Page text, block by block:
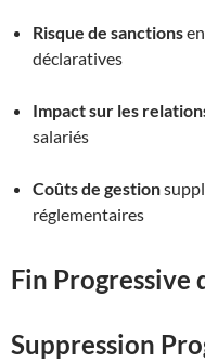
Risque de sanctions
déclaratives
Impact sur les
salariés
Coûts de gestion
réglementaires
Fin Progressive
Suppression